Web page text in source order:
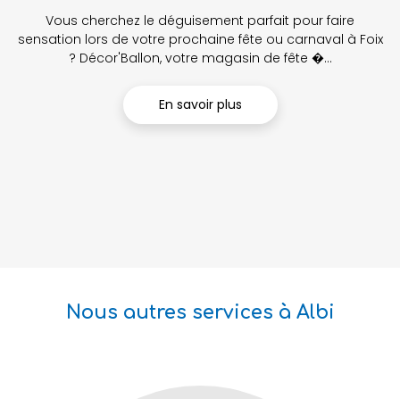
Vous cherchez le déguisement parfait pour faire
sensation lors de votre prochaine fête ou carnaval à Foix
? Décor'Ballon, votre magasin de fête �...
En savoir plus
Nous autres services à Albi